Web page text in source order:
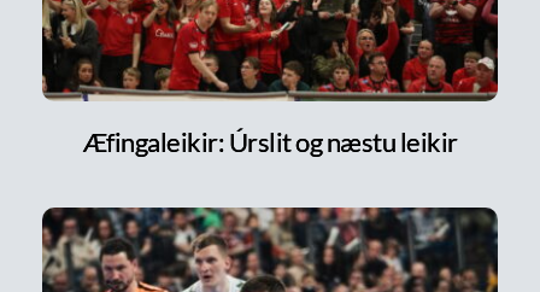
Æfingaleikir: Úrslit og næstu leikir